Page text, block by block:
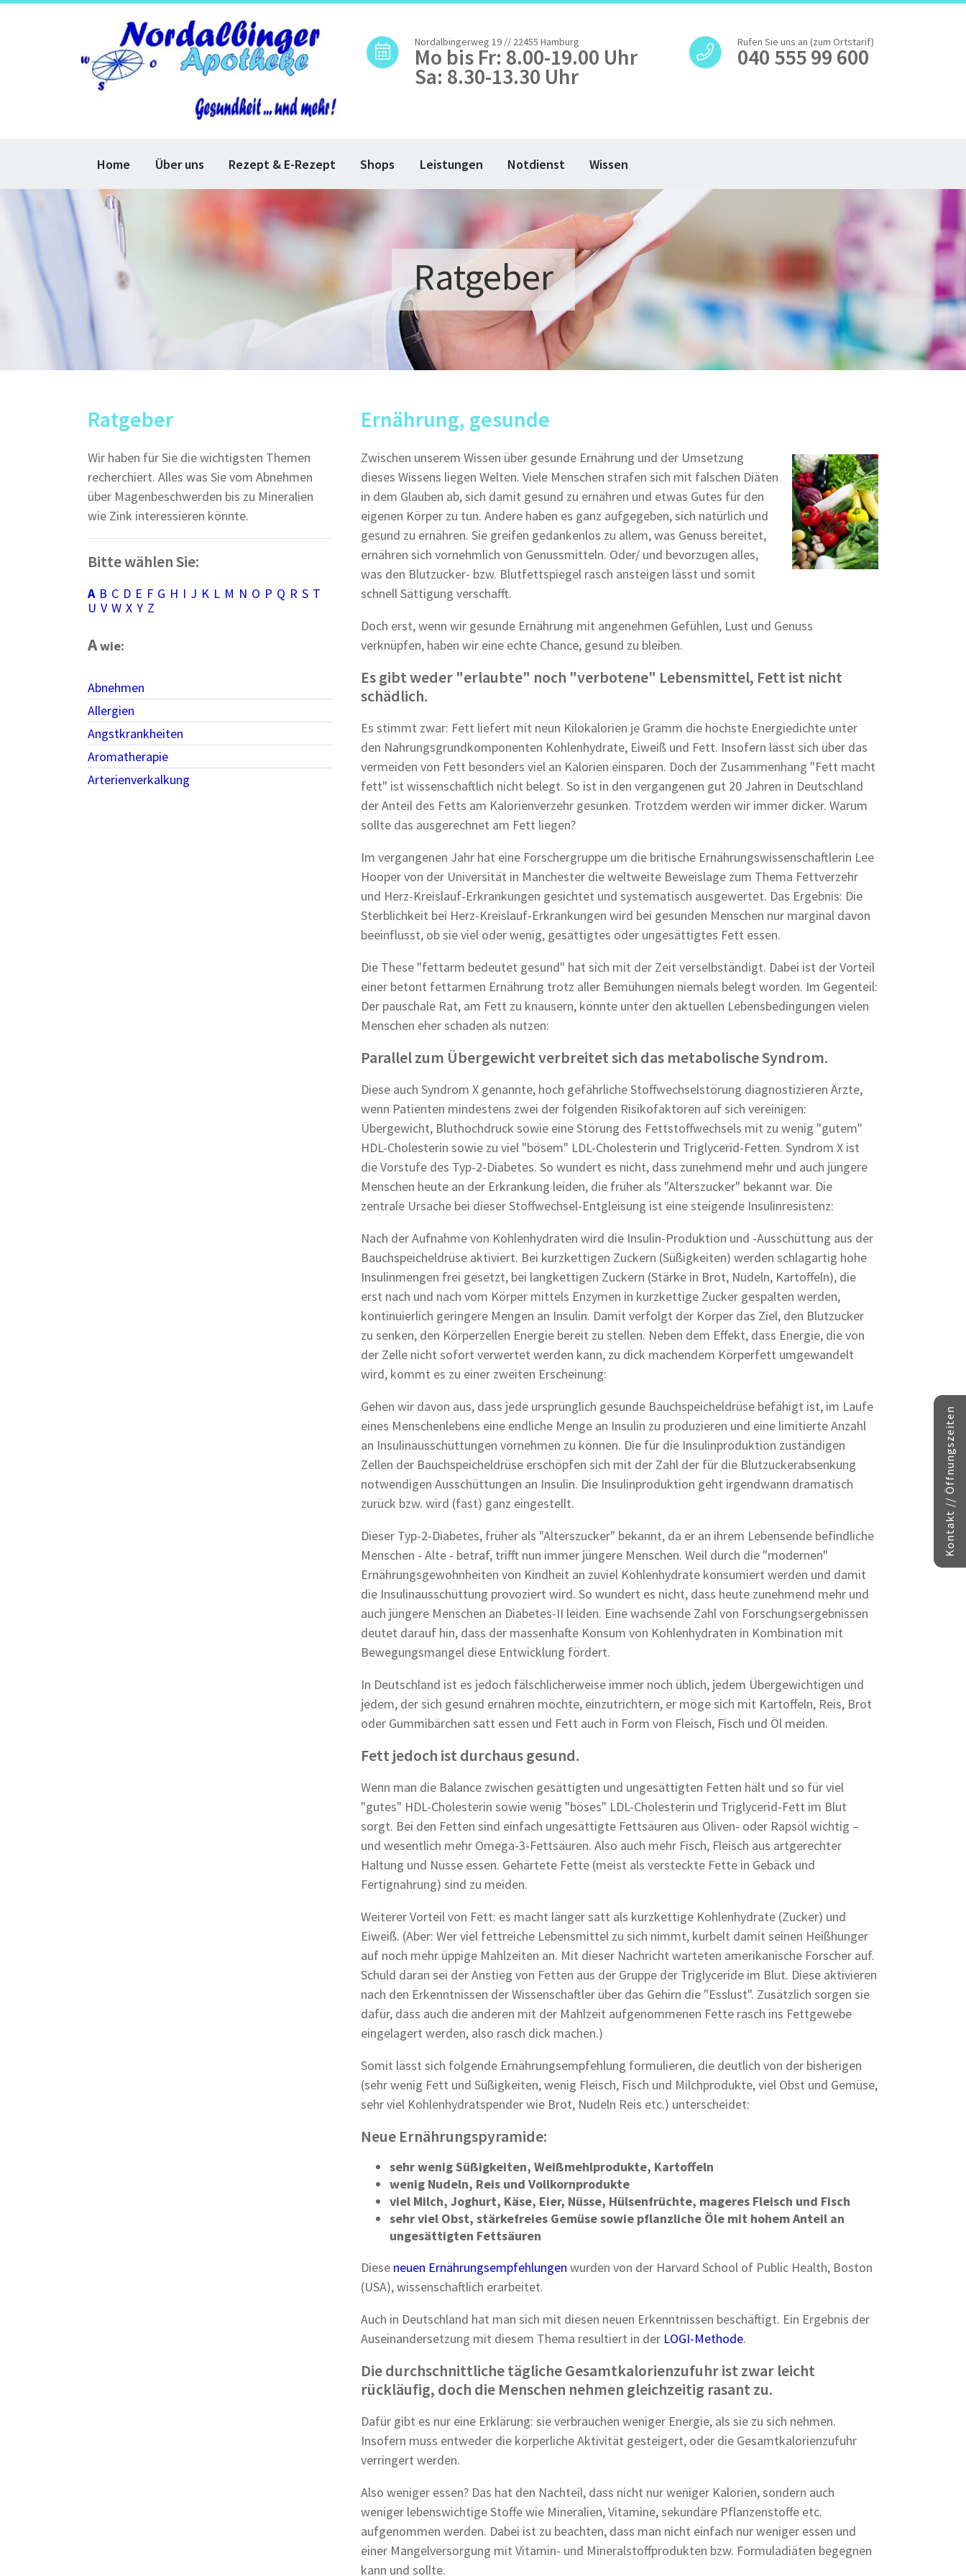
Nordalbingerweg 19 // 22455 Hamburg
Mo bis Fr: 8.00-19.00 Uhr
Sa: 8.30-13.30 Uhr
Rufen Sie uns an (zum Ortstarif)
040 555 99 600
Home Über uns Rezept & E-Rezept Shops Leistungen Notdienst Wissen
Ratgeber
Ratgeber
Wir haben für Sie die wichtigsten Themen
recherchiert. Alles was Sie vom Abnehmen
über Magenbeschwerden bis zu Mineralien
wie Zink interessieren könnte.
Bitte wählen Sie:
A B C D E F G H I J K L M N O P Q R S T
U V W X Y Z
Awie:
Abnehmen
Allergien
Angstkrankheiten
Aromatherapie
Arterienverkalkung
Ernährung, gesunde
Zwischen unserem Wissen über gesunde Ernährung und der Umsetzung
dieses Wissens liegen Welten. Viele Menschen strafen sich mit falschen Diäten
in dem Glauben ab, sich damit gesund zu ernähren und etwas Gutes für den
eigenen Körper zu tun. Andere haben es ganz aufgegeben, sich natürlich und
gesund zu ernähren. Sie greifen gedankenlos zu allem, was Genuss bereitet,
ernähren sich vornehmlich von Genussmitteln. Oder/ und bevorzugen alles,
was den Blutzucker- bzw. Blutfettspiegel rasch ansteigen lässt und somit
schnell Sättigung verschafft.
Doch erst, wenn wir gesunde Ernährung mit angenehmen Gefühlen, Lust und Genuss
verknüpfen, haben wir eine echte Chance, gesund zu bleiben.
Es gibt weder "erlaubte" noch "verbotene" Lebensmittel, Fett ist nicht
schädlich.
Es stimmt zwar: Fett liefert mit neun Kilokalorien je Gramm die höchste Energiedichte unter
den Nahrungsgrundkomponenten Kohlenhydrate, Eiweiß und Fett. Insofern lässt sich über das
vermeiden von Fett besonders viel an Kalorien einsparen. Doch der Zusammenhang "Fett macht
fett" ist wissenschaftlich nicht belegt. So ist in den vergangenen gut 20 Jahren in Deutschland
der Anteil des Fetts am Kalorienverzehr gesunken. Trotzdem werden wir immer dicker. Warum
sollte das ausgerechnet am Fett liegen?
Im vergangenen Jahr hat eine Forschergruppe um die britische Ernährungswissenschaftlerin Lee
Hooper von der Universität in Manchester die weltweite Beweislage zum Thema Fettverzehr
und Herz-Kreislauf-Erkrankungen gesichtet und systematisch ausgewertet. Das Ergebnis: Die
Sterblichkeit bei Herz-Kreislauf-Erkrankungen wird bei gesunden Menschen nur marginal davon
beeinflusst, ob sie viel oder wenig, gesättigtes oder ungesättigtes Fett essen.
Die These "fettarm bedeutet gesund" hat sich mit der Zeit verselbständigt. Dabei ist der Vorteil
einer betont fettarmen Ernährung trotz aller Bemühungen niemals belegt worden. Im Gegenteil:
Der pauschale Rat, am Fett zu knausern, könnte unter den aktuellen Lebensbedingungen vielen
Menschen eher schaden als nutzen:
Parallel zum Übergewicht verbreitet sich das metabolische Syndrom.
Diese auch Syndrom X genannte, hoch gefährliche Stoffwechselstörung diagnostizieren Ärzte,
wenn Patienten mindestens zwei der folgenden Risikofaktoren auf sich vereinigen:
Übergewicht, Bluthochdruck sowie eine Störung des Fettstoffwechsels mit zu wenig "gutem"
HDL-Cholesterin sowie zu viel "bösem" LDL-Cholesterin und Triglycerid-Fetten. Syndrom X ist
die Vorstufe des Typ-2-Diabetes. So wundert es nicht, dass zunehmend mehr und auch jüngere
Menschen heute an der Erkrankung leiden, die früher als "Alterszucker" bekannt war. Die
zentrale Ursache bei dieser Stoffwechsel-Entgleisung ist eine steigende Insulinresistenz:
Nach der Aufnahme von Kohlenhydraten wird die Insulin-Produktion und -Ausschüttung aus der
Bauchspeicheldrüse aktiviert. Bei kurzkettigen Zuckern (Süßigkeiten) werden schlagartig hohe
Insulinmengen frei gesetzt, bei langkettigen Zuckern (Stärke in Brot, Nudeln, Kartoffeln), die
erst nach und nach vom Körper mittels Enzymen in kurzkettige Zucker gespalten werden,
kontinuierlich geringere Mengen an Insulin. Damit verfolgt der Körper das Ziel, den Blutzucker
zu senken, den Körperzellen Energie bereit zu stellen. Neben dem Effekt, dass Energie, die von
der Zelle nicht sofort verwertet werden kann, zu dick machendem Körperfett umgewandelt
wird, kommt es zu einer zweiten Erscheinung:
Gehen wir davon aus, dass jede ursprünglich gesunde Bauchspeicheldrüse befähigt ist, im Laufe
eines Menschenlebens eine endliche Menge an Insulin zu produzieren und eine limitierte Anzahl
an Insulinausschüttungen vornehmen zu können. Die für die Insulinproduktion zuständigen
Zellen der Bauchspeicheldrüse erschöpfen sich mit der Zahl der für die Blutzuckerabsenkung
notwendigen Ausschüttungen an Insulin. Die Insulinproduktion geht irgendwann dramatisch
zurück bzw. wird (fast) ganz eingestellt.
Dieser Typ-2-Diabetes, früher als "Alterszucker" bekannt, da er an ihrem Lebensende befindliche
Menschen - Alte - betraf, trifft nun immer jüngere Menschen. Weil durch die "modernen"
Ernährungsgewohnheiten von Kindheit an zuviel Kohlenhydrate konsumiert werden und damit
die Insulinausschüttung provoziert wird. So wundert es nicht, dass heute zunehmend mehr und
auch jüngere Menschen an Diabetes-II leiden. Eine wachsende Zahl von Forschungsergebnissen
deutet darauf hin, dass der massenhafte Konsum von Kohlenhydraten in Kombination mit
Bewegungsmangel diese Entwicklung fördert.
In Deutschland ist es jedoch fälschlicherweise immer noch üblich, jedem Übergewichtigen und
jedem, der sich gesund ernähren möchte, einzutrichtern, er möge sich mit Kartoffeln, Reis, Brot
oder Gummibärchen satt essen und Fett auch in Form von Fleisch, Fisch und Öl meiden.
Fett jedoch ist durchaus gesund.
Wenn man die Balance zwischen gesättigten und ungesättigten Fetten hält und so für viel
"gutes" HDL-Cholesterin sowie wenig "böses" LDL-Cholesterin und Triglycerid-Fett im Blut
sorgt. Bei den Fetten sind einfach ungesättigte Fettsäuren aus Oliven- oder Rapsöl wichtig –
und wesentlich mehr Omega-3-Fettsäuren. Also auch mehr Fisch, Fleisch aus artgerechter
Haltung und Nüsse essen. Gehärtete Fette (meist als versteckte Fette in Gebäck und
Fertignahrung) sind zu meiden.
Weiterer Vorteil von Fett: es macht länger satt als kurzkettige Kohlenhydrate (Zucker) und
Eiweiß. (Aber: Wer viel fettreiche Lebensmittel zu sich nimmt, kurbelt damit seinen Heißhunger
auf noch mehr üppige Mahlzeiten an. Mit dieser Nachricht warteten amerikanische Forscher auf.
Schuld daran sei der Anstieg von Fetten aus der Gruppe der Triglyceride im Blut. Diese aktivieren
nach den Erkenntnissen der Wissenschaftler über das Gehirn die "Esslust". Zusätzlich sorgen sie
dafür, dass auch die anderen mit der Mahlzeit aufgenommenen Fette rasch ins Fettgewebe
eingelagert werden, also rasch dick machen.)
Somit lässt sich folgende Ernährungsempfehlung formulieren, die deutlich von der bisherigen
(sehr wenig Fett und Süßigkeiten, wenig Fleisch, Fisch und Milchprodukte, viel Obst und Gemüse,
sehr viel Kohlenhydratspender wie Brot, Nudeln Reis etc.) unterscheidet:
Neue Ernährungspyramide:
sehr wenig Süßigkeiten, Weißmehlprodukte, Kartoffeln
wenig Nudeln, Reis und Vollkornprodukte
viel Milch, Joghurt, Käse, Eier, Nüsse, Hülsenfrüchte, mageres Fleisch und Fisch
sehr viel Obst, stärkefreies Gemüse sowie pflanzliche Öle mit hohem Anteil an
ungesättigten Fettsäuren
Diese neuen Ernährungsempfehlungen wurden von der Harvard School of Public Health, Boston
(USA), wissenschaftlich erarbeitet.
Auch in Deutschland hat man sich mit diesen neuen Erkenntnissen beschäftigt. Ein Ergebnis der
Auseinandersetzung mit diesem Thema resultiert in der LOGI-Methode.
Die durchschnittliche tägliche Gesamtkalorienzufuhr ist zwar leicht
rückläufig, doch die Menschen nehmen gleichzeitig rasant zu.
Dafür gibt es nur eine Erklärung: sie verbrauchen weniger Energie, als sie zu sich nehmen.
Insofern muss entweder die körperliche Aktivität gesteigert, oder die Gesamtkalorienzufuhr
verringert werden.
Also weniger essen? Das hat den Nachteil, dass nicht nur weniger Kalorien, sondern auch
weniger lebenswichtige Stoffe wie Mineralien, Vitamine, sekundäre Pflanzenstoffe etc.
aufgenommen werden. Dabei ist zu beachten, dass man nicht einfach nur weniger essen und
einer Mangelversorgung mit Vitamin- und Mineralstoffprodukten bzw. Formuladiäten begegnen
kann und sollte.
Kontakt // Öffnungszeiten